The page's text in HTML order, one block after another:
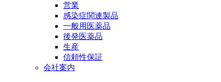
営業
感染症関連製品
一般用医薬品
後発医薬品
生産
信頼性保証
会社案内